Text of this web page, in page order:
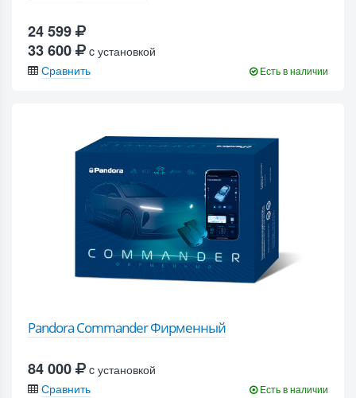
24 599
33 600
c установкой
Сравнить
Есть в наличии
Pandora Commander Фирменный
84 000
c установкой
Сравнить
Есть в наличии